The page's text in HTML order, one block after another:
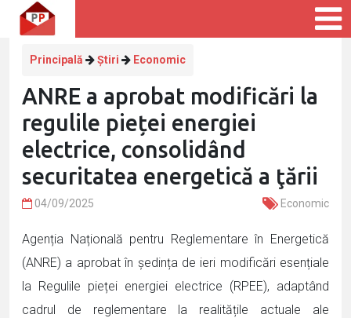
Principală Știri Economic
ANRE a aprobat modificări la
regulile pieței energiei
electrice, consolidând
securitatea energetică a ţării
04/09/2025 Economic
Agenția Națională pentru Reglementare în Energetică
(ANRE) a aprobat în ședința de ieri modificări esențiale
la Regulile pieței energiei electrice (RPEE), adaptând
cadrul de reglementare la realitățile actuale ale